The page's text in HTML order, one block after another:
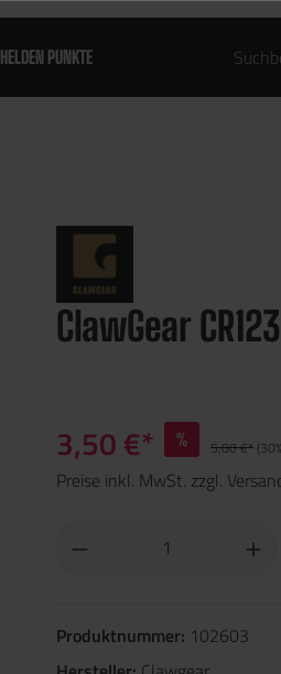
HELDEN PUNKTE
ClawGear
3,50 €* % 5,00 €*
Preise inkl. MwSt. zzgl.
Produktnummer: 102603